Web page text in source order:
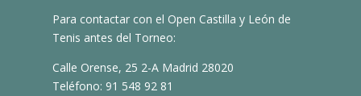
Para contactar con el Open Castilla y León de
Tenis antes del Torneo:
Calle Orense, 25 2-A Madrid 28020
Teléfono: 91 548 92 81